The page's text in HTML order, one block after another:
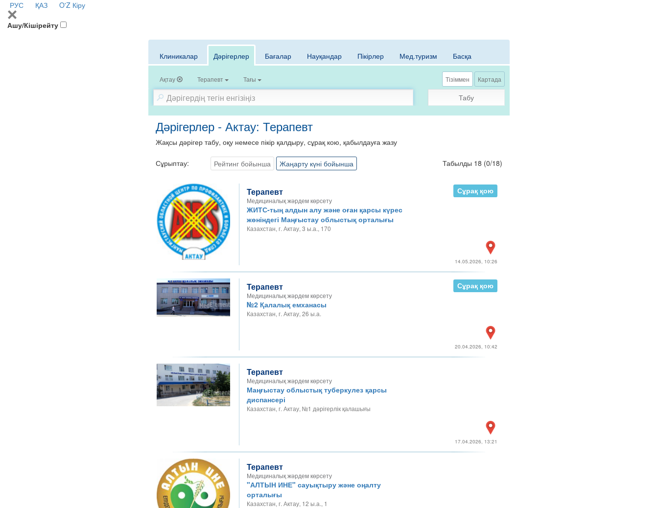
РУС ҚАЗ O'Z Кіру
Ашу/Кішірейту
Клиникалар Дәрігерлер Бағалар Науқандар Пікірлер Мед.туризм Басқа
Ақтау Терапевт Тағы Тізіммен Картада
Табу
Дәрігерлер - Актау: Терапевт
Жақсы дәрігер табу, оқу немесе пікір қалдыру, сұрақ кою, қабылдауға жазу
Сұрыптау: Рейтинг бойынша Жаңарту күні бойынша Табылды 18 (0/18)
Терапевт
Медициналық жәрдем көрсету
ЖИТС-тың алдын алу және оған қарсы күрес
жөніндегі Маңғыстау облыстық орталығы
Казахстан, г. Актау, 3 ы.а., 170
Сұрақ қою
14.05.2026, 10:26
Терапевт
Медициналық жәрдем көрсету
№2 Қалалық емханасы
Казахстан, г. Актау, 26 ы.а.
Сұрақ қою
20.04.2026, 10:42
Терапевт
Медициналық жәрдем көрсету
Маңғыстау облыстық туберкулез қарсы
диспансері
Казахстан, г. Актау, №1 дәрігерлік қалашығы
17.04.2026, 13:21
Терапевт
Медициналық жәрдем көрсету
"АЛТЫН ИНЕ" сауықтыру және оңалту
орталығы
Казахстан, г. Актау, 12 ы.а., 1